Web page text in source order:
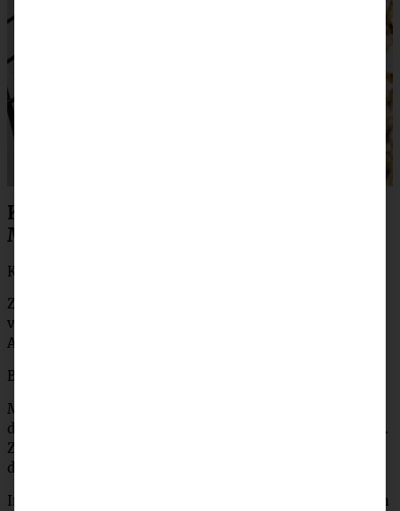
Kirsch Crumble mit Haferflocken und
Mandeln
Kirschen waschen, entkernen und halbieren.
Zitronensaft, Speisestärke und Zucker miteinander
verrühren, mit den Kirschen mischen und in eine
Auflaufform geben.
Backofen auf 190 °C (170 °C Umluft) vorheizen.
Mehl, weiche Butter, Zucker, Zimt und Haferflocken mit
den Händen oder den Knethaken zu Streuseln verarbeiten.
Zuletzt vorsichtig die Mandelplättchen unterheben und
das Ganze sehr großzügig auf den Kirschen verteilen.
Im vorgeheizten Backofen für 40 – 50 Minuten goldbraun